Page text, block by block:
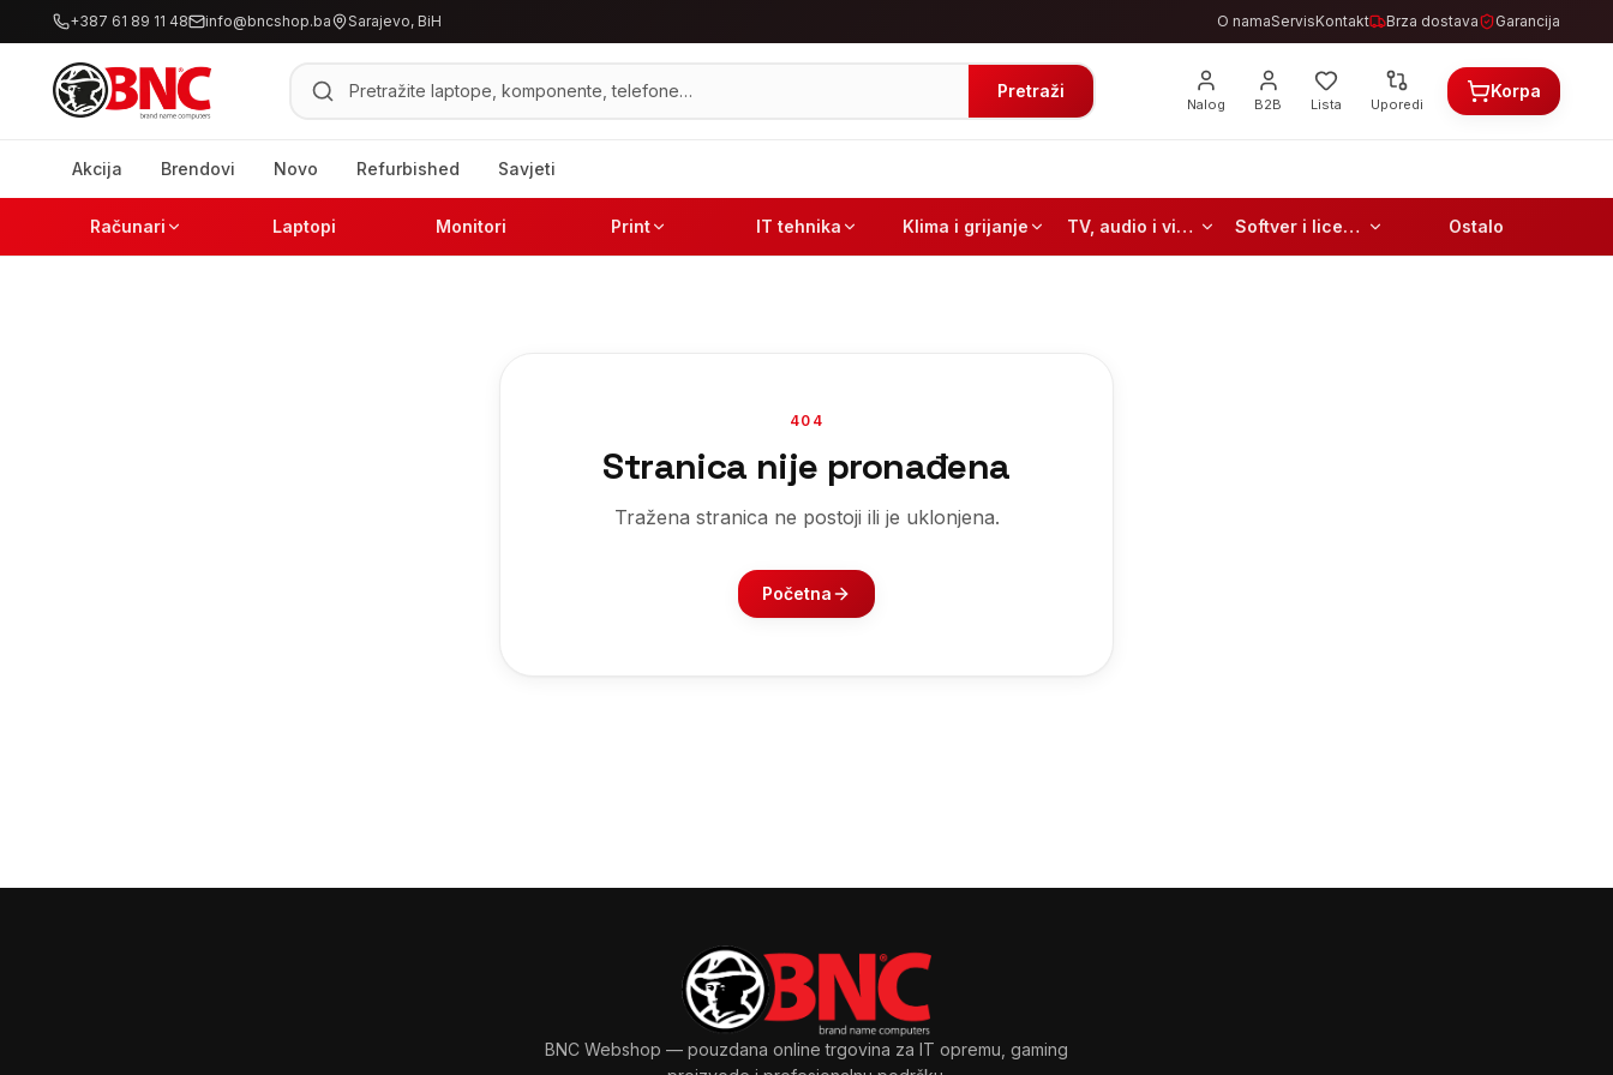
+387 61 89 11 48 info@bncshop.ba Sarajevo, BiH O namaServisKontakt Brza dostava Garancija
Pretraži proizvode
Pretraži
Nalog B2B Lista Uporedi
Korpa
Akcija Brendovi Novo Refurbished Savjeti
Računari Laptopi Monitori Print IT tehnika Klima i grijanje TV, audio i video Softver i licence Ostalo
404
Stranica nije pronađena
Tražena stranica ne postoji ili je uklonjena.
Početna
BNC Webshop — pouzdana online trgovina za IT opremu, gaming